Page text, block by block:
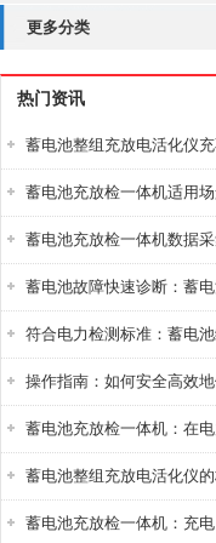
更多分类
热门资讯